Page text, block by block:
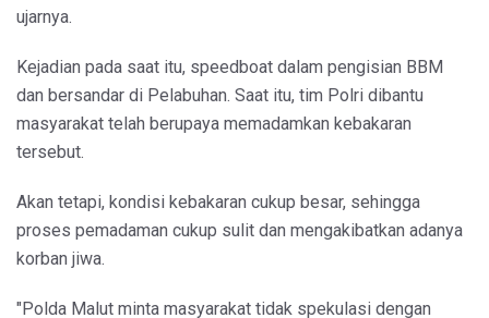
ujarnya.
Kejadian pada saat itu, speedboat dalam pengisian BBM
dan bersandar di Pelabuhan. Saat itu, tim Polri dibantu
masyarakat telah berupaya memadamkan kebakaran
tersebut.
Akan tetapi, kondisi kebakaran cukup besar, sehingga
proses pemadaman cukup sulit dan mengakibatkan adanya
korban jiwa.
"Polda Malut minta masyarakat tidak spekulasi dengan